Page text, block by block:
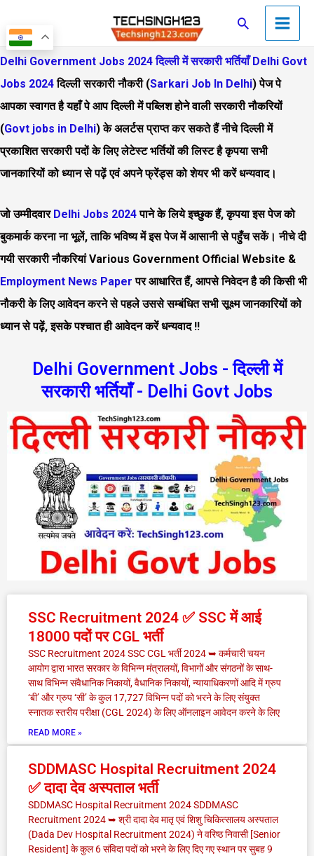
to
content
SearchMain
Menu
Delhi Government Jobs 2024 दिल्ली में सरकारी भर्तियाँ Delhi Govt
Jobs 2024दिल्ली सरकारी नौकरी (Sarkari Job In Delhi) पेज पे
आपका स्वागत है यहाँ पे आप दिल्ली में पब्लिश होने वाली सरकारी नौकरियों
(Govt jobs in Delhi) के अलर्टस प्राप्त कर सकते हैं नीचे दिल्ली में
प्रकाशित सरकारी पदों के लिए लेटेस्ट भर्तियों की लिस्ट है कृपया सभी
जानकारियों को ध्यान से पढ़ें एवं अपने फ्रेंड्स को शेयर भी करें धन्यवाद।
जो उम्मीदवार Delhi Jobs 2024पाने के लिये इच्छुक हैं, कृपया इस पेज को
बुकमार्क करना ना भूलें, ताकि भविष्य में इस पेज में आसानी से पहुँच सकें। नीचे दी
गयी सरकारी नौकरियां Various Government Official Website &
Employment News Paper पर आधारित हैं, आपसे निवेदन है की किसी भी
नौकरी के लिए आवेदन करने से पहले उससे सम्बंधित सभी सूक्ष्म जानकारियों को
ध्यान से पढ़ें, इसके पश्चात ही आवेदन करें धन्यवाद !!
Delhi Government Jobs - दिल्ली में
सरकारी भर्तियाँ - Delhi Govt Jobs
SSC Recruitment 2024 ✅ SSC में आई
18000 पदों पर CGL भर्ती
SSC Recruitment 2024 SSC CGL भर्ती 2024 ➥ कर्मचारी चयन
आयोग द्वारा भारत सरकार के विभिन्न मंत्रालयों, विभागों और संगठनों के साथ-
साथ विभिन्न संवैधानिक निकायों, वैधानिक निकायों, न्यायाधिकरणों आदि में ग्रुप
‘बी’ और ग्रुप ‘सी’ के कुल 17,727 विभिन्न पदों को भरने के लिए संयुक्त
स्नातक स्तरीय परीक्षा (CGL 2024) के लिए ऑनलाइन आवेदन करने के लिए
READ MORE »
SDDMASC Hospital Recruitment 2024
✅ दादा देव अस्पताल भर्ती
SDDMASC Hospital Recruitment 2024 SDDMASC
Recruitment 2024 ➥ श्री दादा देव मातृ एवं शिशु चिकित्सालय अस्पताल
(Dada Dev Hospital Recruitment 2024) ने वरिष्ठ निवासी [Senior
Resident] के कुल 6 संविदा पदों को भरने के लिए दिए गए स्थान पर सुबह 9
a
g
e
a
g
e
a
g
e
a
g
e
a
g
e
g
e
P
g
e